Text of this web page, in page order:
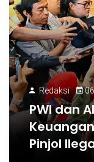
Redaksi
PWI dan
Pinjol